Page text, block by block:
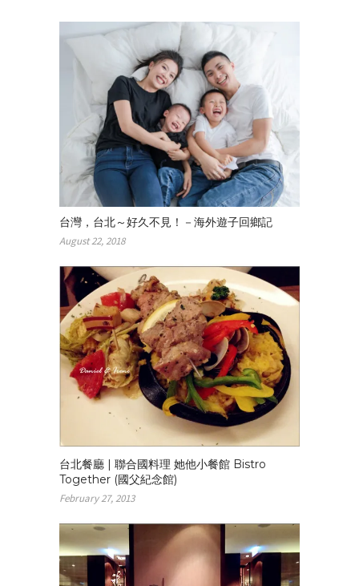
台灣，台北～好久不見！－海外遊子回鄉記
August 22, 2018
台北餐廳 | 聯合國料理 她他小餐館 Bistro
Together (國父紀念館)
February 27, 2013